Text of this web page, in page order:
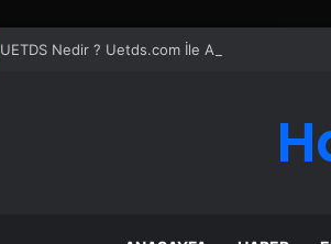
UETDS Nedir ? Uetds.com İle Akıllı Dijital